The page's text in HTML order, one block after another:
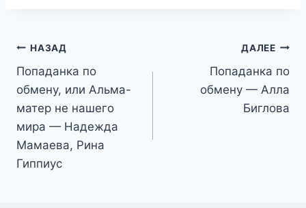
Навигация
по
записям
НАЗАД
Попаданка по
обмену, или Альма-
матер не нашего
мира — Надежда
Мамаева, Рина
Гиппиус
ДАЛЕЕ
Попаданка по
обмену — Алла
Биглова